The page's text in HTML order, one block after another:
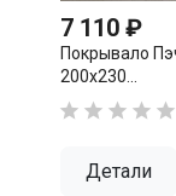
7 110 ₽
Покрывало
200х230...
    
Детали